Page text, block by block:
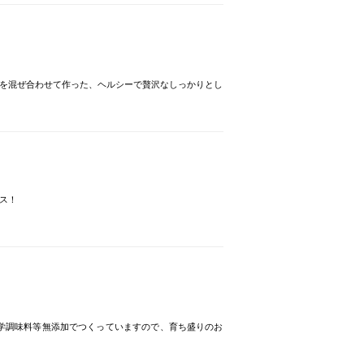
混ぜ合わせて作った、ヘルシーで贅沢なしっかりとし
！
味料等無添加でつくっていますので、育ち盛りのお